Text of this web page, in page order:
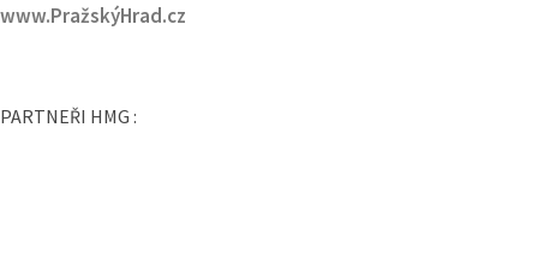
PARTNEŘI HMG :